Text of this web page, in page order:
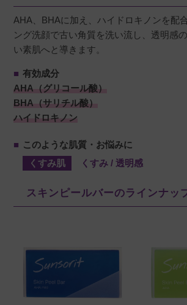
さっちゃん 購入者
滋賀県
30代
2025/11/27
塗布洗顔後はとてもさっぱり、つる
☆ずっと続けるともっと効果ありそ
M 購入者
東京都 40代
お風呂でひじや膝、顔、泡でピーリ
ます。黒ずみにもいいです。
AHA、BHAに加え、ハイドロキノンを配
ング洗顔で古い角質を洗い流し、透明感
い素肌へと導きます。
■ 有効成分
AHA（グリコール酸）
BHA（サリチル酸）
ハイドロキノン
■ このような肌質・お悩みに
くすみ肌
くすみ / 透明感
スキンピールバーのラインナッ